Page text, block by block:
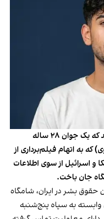
رسانه‌های حقوق بشری خبر داده‌اند که یک جوان ۲۸ ساله
به اتهام فیلم‌برداری از
و اسرائیل از سوی اطلاعات
جان باخت.
حقوق بشر در ایران، شامگاه
وابسته به سپاه پنج‌شنبه